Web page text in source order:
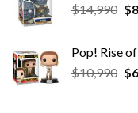
$14,990 El
$
Pop! Rise
$10,990 El
$